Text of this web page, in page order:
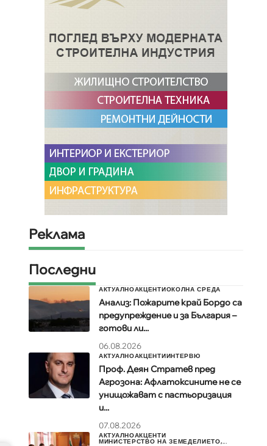
Реклама
Последни
АКТУАЛНОАКЦЕНТИОКОЛНА СРЕДА
Анализ: Пожарите край Бордо са
предупреждение и за България –
готови ли...
06.08.2026
АКТУАЛНОАКЦЕНТИИНТЕРВЮ
Проф. Деян Стратев пред
Агрозона: Афлатоксините не се
унищожават с пастьоризация
и...
07.08.2026
АКТУАЛНОАКЦЕНТИ
МИНИСТЕРСТВО НА ЗЕМЕДЕЛИЕТО,...